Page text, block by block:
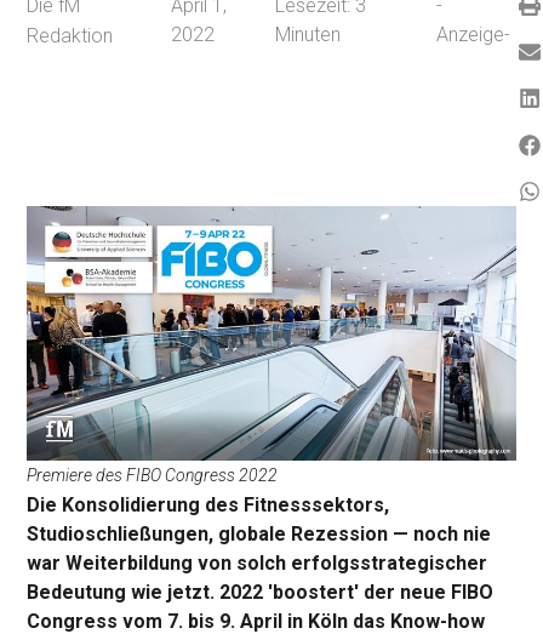
Die fM
Redaktion
April 1,
2022
Lesezeit: 3
Minuten
-
Anzeige-
Premiere des FIBO Congress 2022
Die Konsolidierung des Fitnesssektors,
Studioschließungen, globale Rezession — noch nie
war Weiterbildung von solch erfolgsstrategischer
Bedeutung wie jetzt. 2022 'boostert' der neue FIBO
Congress vom 7. bis 9. April in Köln das Know-how